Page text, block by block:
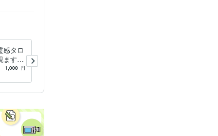
聴き
ビジネス
タロ
ます
し！ズ
1,000 円